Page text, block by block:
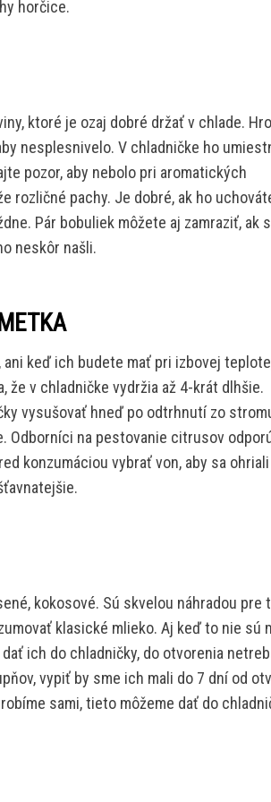
horčice.
ktoré je ozaj dobré držať v chlade.
nesplesnivelo. V chladničke ho
pozor, aby nebolo pri aromatických
rozličné pachy. Je dobré, ak ho
Pár bobuliek môžete aj zamraziť, ak
neskôr našli.
keď ich budete mať pri izbovej
že v chladničke vydržia až 4-krát dlhšie.
vysušovať hneď po odtrhnutí zo
Odborníci na pestovanie citrusov
konzumáciou vybrať von, aby sa
kokosové. Sú skvelou náhradou pre
klasické mlieko. Aj keď to nie sú
ich do chladničky, do otvorenia
vypiť by sme ich mali do 7 dní od
sami, tieto môžeme dať do